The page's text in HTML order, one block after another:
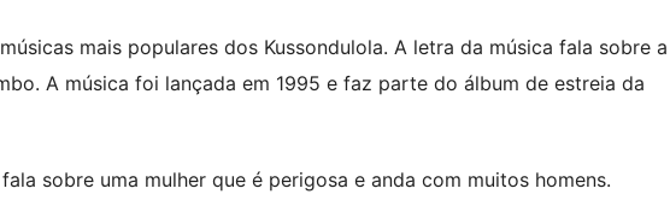
mais populares dos Kussondulola. A letra da música fala sobre a
A música foi lançada em 1995 e faz parte do álbum de estreia da
sobre uma mulher que é perigosa e anda com muitos homens.